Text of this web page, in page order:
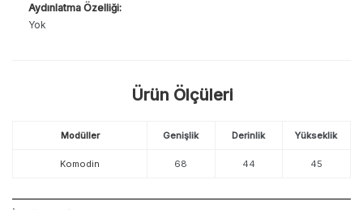
Aydınlatma Özelliği:
Yok
Ürün Ölçüleri
Modüller Genişlik Derinlik Yükseklik
Komodin 68 44 45